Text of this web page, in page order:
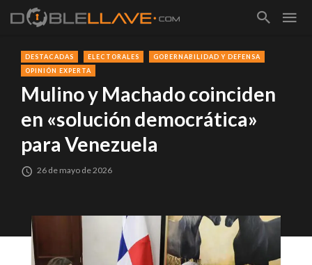
DESTACADAS ELECTORALES
GOBERNABILIDAD Y DEFENSA
OPINIÓN EXPERTA
Mulino y Machado coinciden
en «solución democrática»
para Venezuela
26 de mayo de 2026